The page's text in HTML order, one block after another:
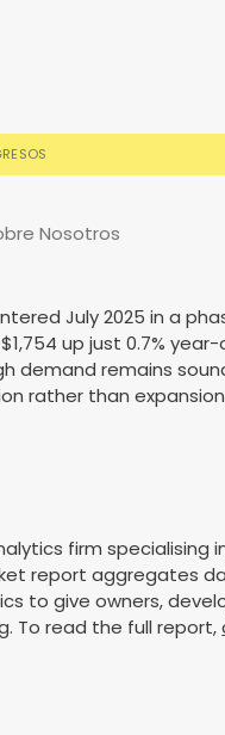
Nosotros
Reportes de
July 2025 in a
up just 0.7%
demand remains
rather than
firm specialising
report aggregates
to give owners,
To read the full report,